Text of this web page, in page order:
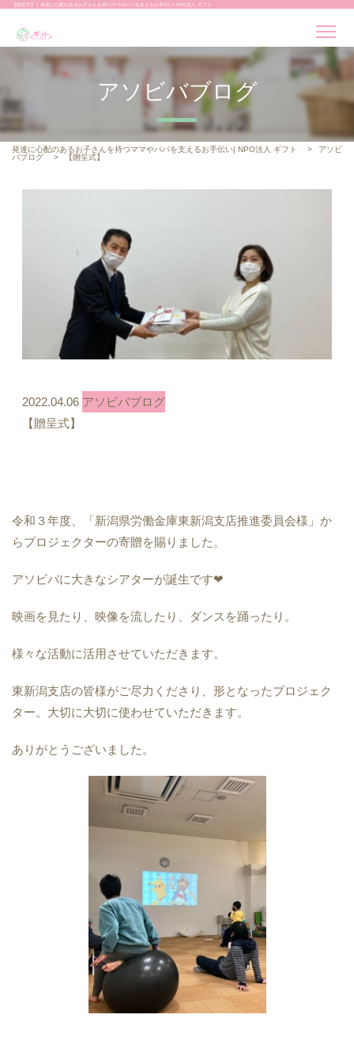
【贈呈式】 | 発達に心配のあるお子さんを持つママやパパを支えるお手伝い| NPO法人 ギフト
アソビバブログ
発達に心配のあるお子さんを持つママやパパを支えるお手伝い| NPO法人 ギフト >
アソビ
バブログ
> 【贈呈式】
2022.04.06 アソビバブログ
【贈呈式】
令和３年度、「新潟県労働金庫東新潟支店推進委員会様」か
らプロジェクターの寄贈を賜りました。
アソビバに大きなシアターが誕生です❤︎
映画を見たり、映像を流したり、ダンスを踊ったり。
様々な活動に活用させていただきます。
東新潟支店の皆様がご尽力くださり、形となったプロジェク
ター。大切に大切に使わせていただきます。
ありがとうございました。